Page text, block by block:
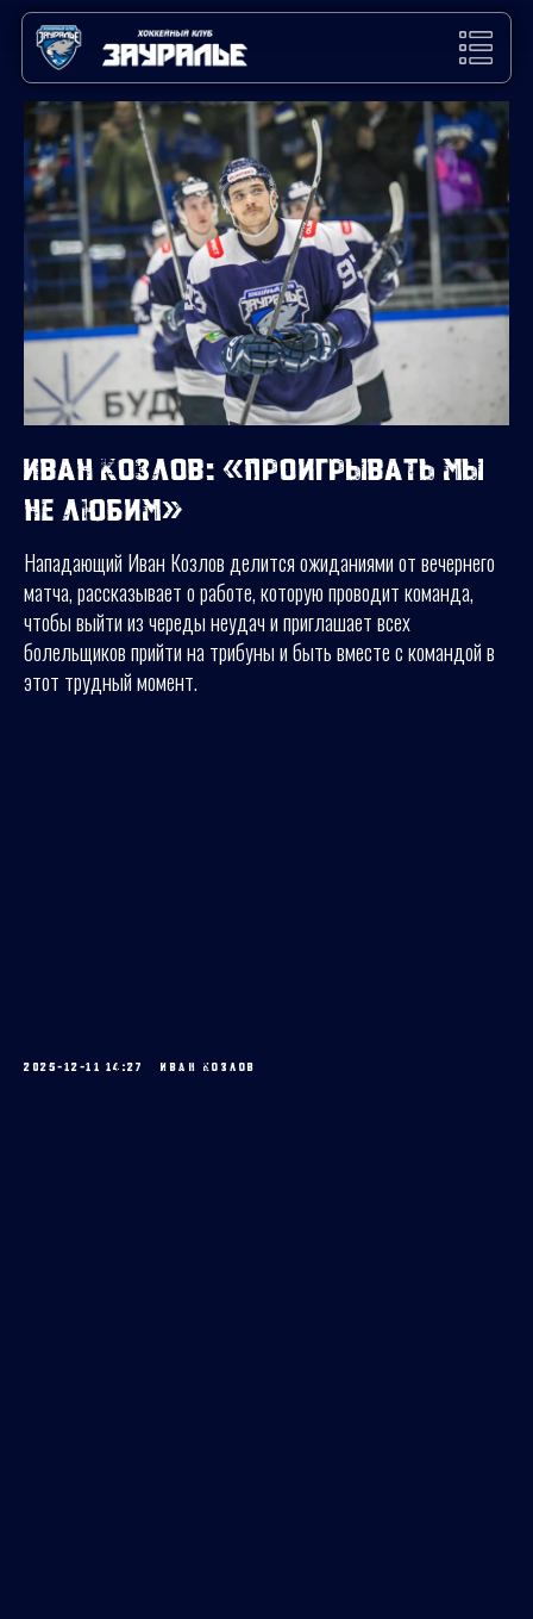
Иван Козлов: «Проигрывать мы
не любим»
Нападающий Иван Козлов делится ожиданиями от вечернего
матча, рассказывает о работе, которую проводит команда,
чтобы выйти из череды неудач и приглашает всех
болельщиков прийти на трибуны и быть вместе с командой в
этот трудный момент.
2025-12-11 14:27 ИВАН КОЗЛОВ